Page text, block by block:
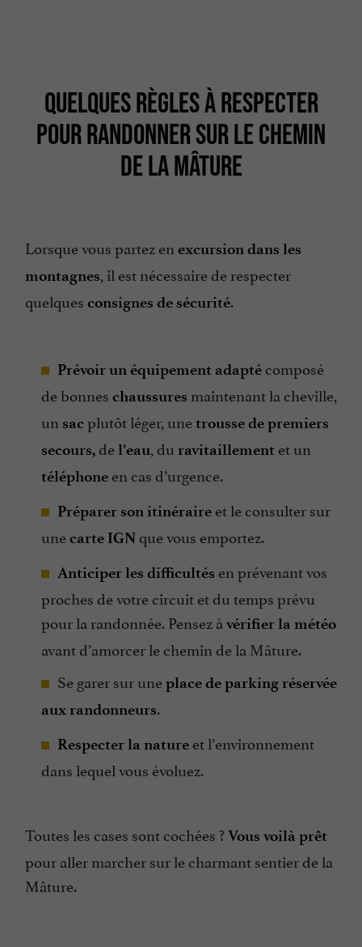
QUELQUES RÈGLES À RESPECTER
POUR RANDONNER SUR LE CHEMIN
DE LA MÂTURE
Lorsque vous partez en excursion dans les
montagnes , il est nécessaire de respecter
quelques consignes de sécurité.
Prévoir un équipement adapté composé
de bonnes chaussures maintenant la cheville,
un sacplutôt léger, unetrousse de premiers
secours,del’eau , du ravitaillement et un
téléphone en cas d’urgence.
Préparer son itinéraire et le consulter sur
unecarte IGNque vous emportez.
Anticiper les difficultés en prévenant vos
proches de votre circuit et du temps prévu
pour la randonnée. Pensez à vérifier la météo
avant d’amorcer le chemin de la Mâture.
Se garer sur uneplace de parking réservée
aux randonneurs.
Respecter la nature et l’environnement
dans lequel vous évoluez.
Toutes les cases sont cochées ?Vous voilà prêt
pour aller marcher sur le charmant sentier de la
Mâture.